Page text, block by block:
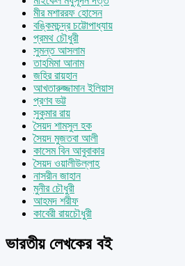
মীর মশাররফ হোসেন
বঙ্কিমচন্দ্র চট্টোপাধ্যায়
প্রমথ চৌধুরী
সুমন্ত আসলাম
তাহমিমা আনাম
জহির রায়হান
আখতারুজ্জামান ইলিয়াস
প্রণব ভট্ট
সুকুমার রায়
সৈয়দ শামসুল হক
সৈয়দ মুজতবা আলী
কাসেম বিন আবুবাকার
সৈয়দ ওয়ালীউল্লাহ
নাসরীন জাহান
মুনীর চৌধুরী
আহমদ শরীফ
কাবেরী রায়চৌধুরী
ভারতীয় লেখকের বই